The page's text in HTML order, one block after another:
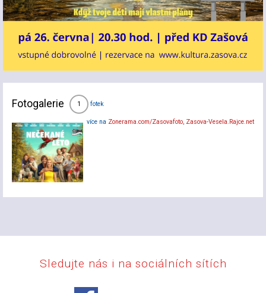
Fotogalerie 1 fotek
více na Zonerama.com/Zasovafoto, Zasova-Vesela.Rajce.net
Sledujte nás i na sociálních sítích